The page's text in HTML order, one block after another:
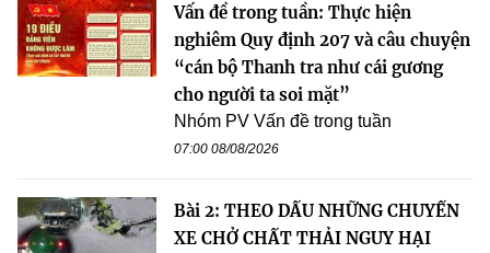
Vấn đề trong tuần: Thực hiện
nghiêm Quy định 207 và câu chuyện
“cán bộ Thanh tra như cái gương
cho người ta soi mặt”
Nhóm PV Vấn đề trong tuần
07:00 08/08/2026
Bài 2: THEO DẤU NHỮNG CHUYẾN
XE CHỞ CHẤT THẢI NGUY HẠI